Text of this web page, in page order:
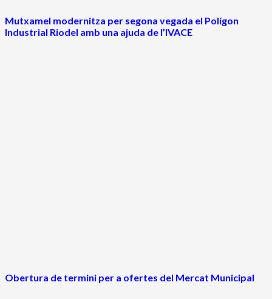
Mutxamel modernitza per segona vegada el Polígon
Industrial Riodel amb una ajuda de l’IVACE
Obertura de termini per a ofertes del Mercat Municipal